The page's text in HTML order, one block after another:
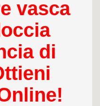
vasca
di